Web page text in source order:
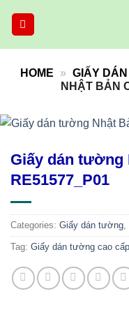
HOME » GIẤY
NHẬT BẢN
Giấy dán tường
RE51577_P01
Categories: Giấy dán tường,
Tag: Giấy dán tường cao cấp